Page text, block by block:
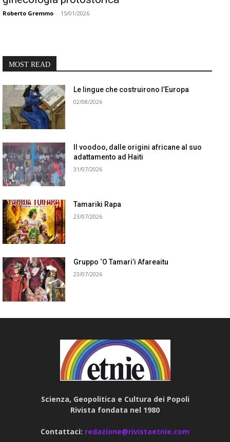
Roberto Gremmo - 15/01/2026
MOST READ
Le lingue che costruirono l’Europa
02/08/2026
Il voodoo, dalle origini africane al suo
adattamento ad Haiti
31/07/2026
Tamariki Rapa
23/07/2026
Gruppo ‘O Tamari’i Afareaitu
23/07/2026
Scienza, Geopolitica e Cultura dei Popoli
Rivista fondata nel 1980
Contattaci: redazione@rivistaetnie.com